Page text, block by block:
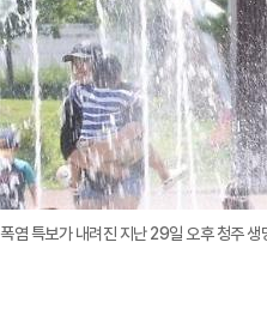
폭염 특보가 내려진 지난 29일 오후 청주